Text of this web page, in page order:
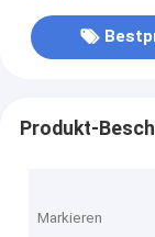
Produkt-
Markieren